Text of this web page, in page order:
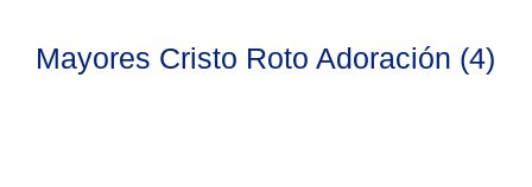
Mayores Cristo Roto Adoración (4)